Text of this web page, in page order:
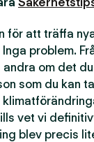
för att träffa
problem.
om det
som du kan
vet vi
blev precis